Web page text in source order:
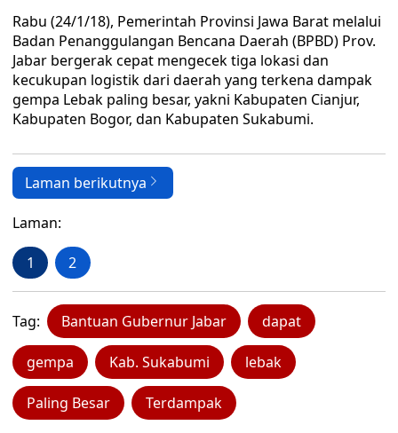
Rabu (24/1/18), Pemerintah Provinsi Jawa Barat melalui
Badan Penanggulangan Bencana Daerah (BPBD) Prov.
Jabar bergerak cepat mengecek tiga lokasi dan
kecukupan logistik dari daerah yang terkena dampak
gempa Lebak paling besar, yakni Kabupaten Cianjur,
Kabupaten Bogor, dan Kabupaten Sukabumi.
Laman berikutnya
Laman:
1 2
Tag: Bantuan Gubernur Jabar dapat
gempa Kab. Sukabumi lebak
Paling Besar Terdampak